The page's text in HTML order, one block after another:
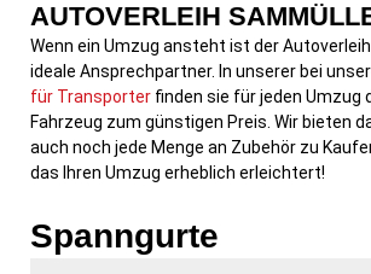
AUTOVERLEIH
Wenn ein Umzug ansteht ist der
ideale Ansprechpartner. In unserer bei
für Transporter finden sie für jeden Umzug
Fahrzeug zum günstigen Preis. Wir bieten
auch noch jede Menge an Zubehör zu
das Ihren Umzug erheblich erleichtert!
Spanngurte